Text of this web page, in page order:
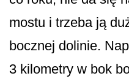
mostu i trzeba ją
bocznej dolinie.
3 kilometry w bok